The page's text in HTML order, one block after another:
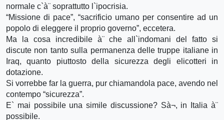
normale c`à¨ soprattutto l`ipocrisia.
“Missione di pace”, “sacrificio umano per consentire ad un
popolo di eleggere il proprio governo”, eccetera.
Ma la cosa incredibile à¨ che all`indomani del fatto si
discute non tanto sulla permanenza delle truppe italiane in
Iraq, quanto piuttosto della sicurezza degli elicotteri in
dotazione.
Si vorrebbe far la guerra, pur chiamandola pace, avendo nel
contempo “sicurezza”.
E` mai possibile una simile discussione? Sà¬, in Italia à¨
possibile.